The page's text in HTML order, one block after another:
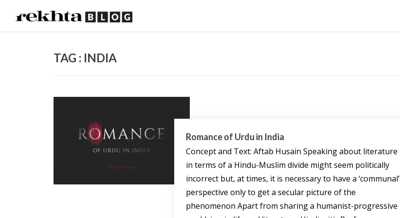
TAG : INDIA
Romance of Urdu in India
Concept and Text: Aftab Husain Speaking about literature
in terms of a Hindu-Muslim divide might seem politically
incorrect but, at times, it is necessary to have a ‘communal’
perspective only to get a secular picture of the
phenomenon Apart from sharing a humanist-progressive